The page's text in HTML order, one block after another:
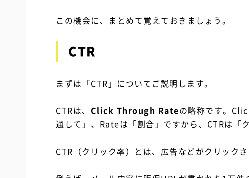
この機会に、まとめて覚えておきましょう。
CTR
まずは「CTR」についてご説明します。
CTRは、 Click Through Rateの略称です。
通して」、Rateは「割合」ですから、CTRは「
CTR（クリック率）とは、広告などがクリックさ